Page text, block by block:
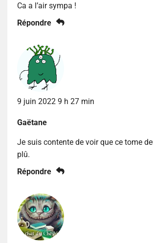
Ca a l’air sympa !
Répondre
9 juin 2022 9 h 27 min
Gaëtane
Je suis contente de voir que ce tome
plû.
Répondre